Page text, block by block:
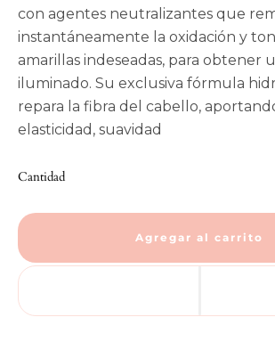
con agentes neutralizantes que
instantáneamente la oxidación y
amarillas indeseadas, para obtener
iluminado. Su exclusiva fórmula
repara la fibra del cabello,
elasticidad, suavidad
Cantidad
Agregar al carrito